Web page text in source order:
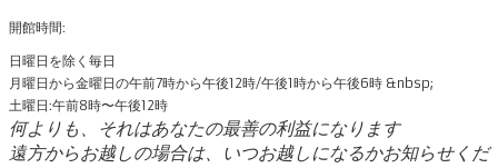
開館時間:
日曜日を除く毎日
月曜日から金曜日の午前7時から午後12時/午後1時から午後6時 &nbsp;
土曜日:午前8時〜午後12時
何よりも、それはあなたの最善の利益になります
遠方からお越しの場合は、いつお越しになるかお知らせくだ